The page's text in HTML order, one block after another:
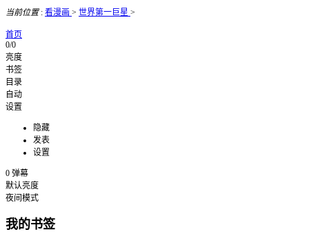
当前位置: 看漫画 > 世界第一巨星 >
首页
0/0
亮度
书签
目录
自动
设置
隐藏
发表
设置
0 弹幕
默认亮度
夜间模式
我的书签